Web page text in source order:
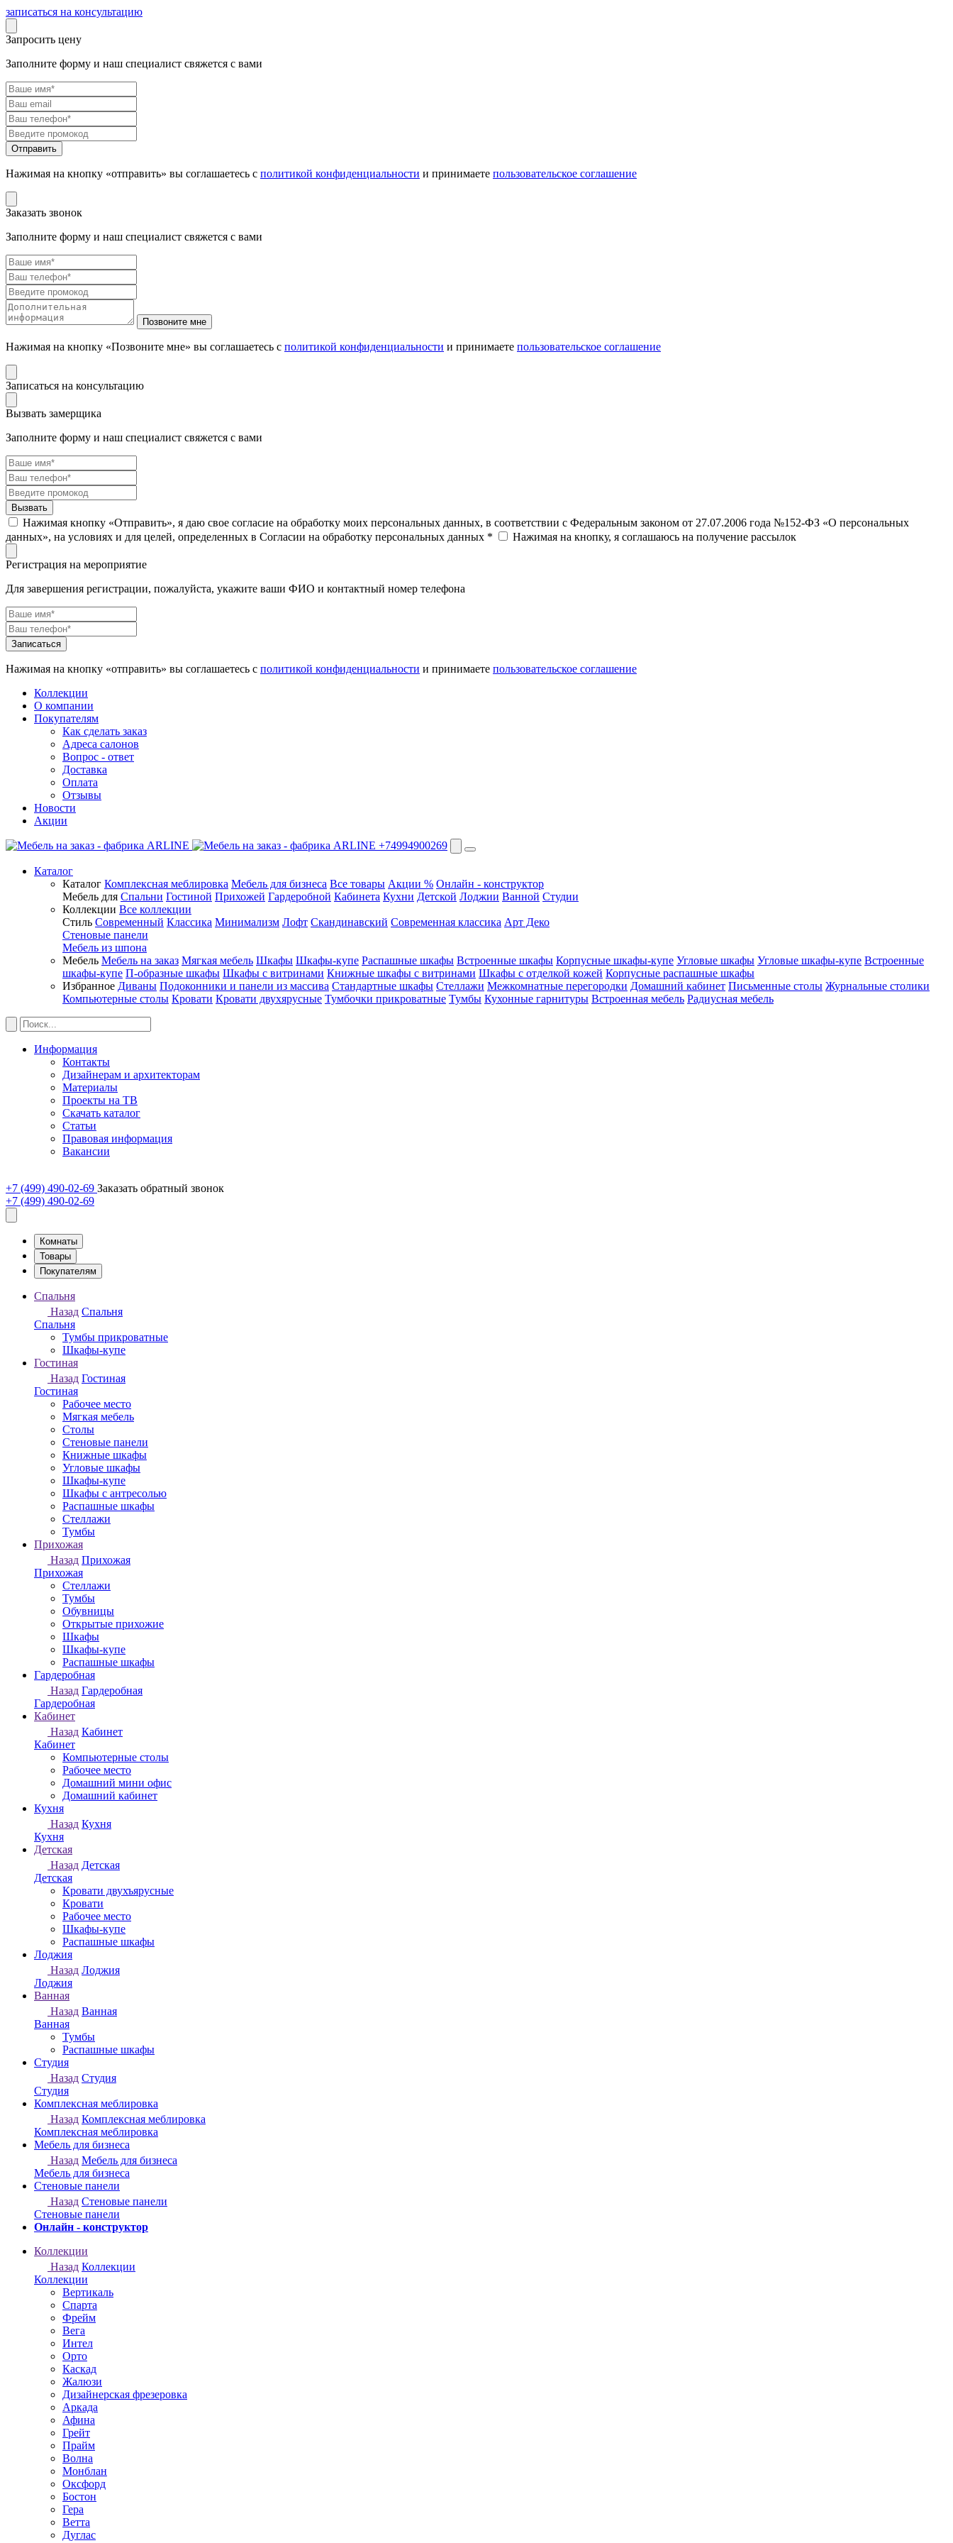
записаться на консультацию
Запросить цену
Заполните форму и наш специалист свяжется с вами
Нажимая на кнопку «отправить» вы соглашаетесь с политикой конфиденциальности и принимаете пользовательское соглашение
Заказать звонок
Заполните форму и наш специалист свяжется с вами
Нажимая на кнопку «Позвоните мне» вы соглашаетесь с политикой конфиденциальности и принимаете пользовательское соглашение
Записаться на консультацию
Вызвать замерщика
Заполните форму и наш специалист свяжется с вами
Нажимая кнопку «Отправить», я даю свое согласие на обработку моих персональных данных, в соответствии с Федеральным законом от 27.07.2006 года №152-ФЗ «О персональных
данных», на условиях и для целей, определенных в Согласии на обработку персональных данных *
Нажимая на кнопку, я соглашаюсь на получение рассылок
Регистрация на мероприятие
Для завершения регистрации, пожалуйста, укажите ваши ФИО и контактный номер телефона
Нажимая на кнопку «отправить» вы соглашаетесь с политикой конфиденциальности и принимаете пользовательское соглашение
Коллекции
О компании
Покупателям
Как сделать заказ
Адреса салонов
Вопрос - ответ
Доставка
Оплата
Отзывы
Новости
Акции
+74994900269
Каталог
Каталог Комплексная меблировка Мебель для бизнеса Все товары Акции % Онлайн - конструктор
Мебель для Спальни Гостиной Прихожей Гардеробной Кабинета Кухни Детской Лоджии Ванной Студии
Коллекции Все коллекции
Стиль Современный Классика Минимализм Лофт Скандинавский Современная классика Арт Деко
Стеновые панели
Мебель из шпона
Мебель Мебель на заказ Мягкая мебель Шкафы Шкафы-купе Распашные шкафы Встроенные шкафы Корпусные шкафы-купе Угловые шкафы Угловые шкафы-купе Встроенные
шкафы-купе П-образные шкафы Шкафы с витринами Книжные шкафы с витринами Шкафы c отделкой кожей Корпусные распашные шкафы
Избранное Диваны Подоконники и панели из массива Стандартные шкафы Стеллажи Межкомнатные перегородки Домашний кабинет Письменные столы Журнальные столики
Компьютерные столы Кровати Кровати двухярусные Тумбочки прикроватные Тумбы Кухонные гарнитуры Встроенная мебель Радиусная мебель
Информация
Контакты
Дизайнерам и архитекторам
Материалы
Проекты на ТВ
Скачать каталог
Статьи
Правовая информация
Вакансии
+7 (499) 490-02-69 Заказать обратный звонок
+7 (499) 490-02-69
Онлайн - конструктор